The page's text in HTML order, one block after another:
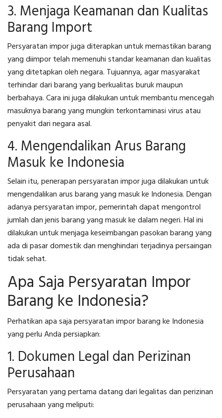
3. Menjaga Keamanan dan Kualitas
Barang Import
Persyaratan impor juga diterapkan untuk memastikan barang
yang diimpor telah memenuhi standar keamanan dan kualitas
yang ditetapkan oleh negara. Tujuannya, agar masyarakat
terhindar dari barang yang berkualitas buruk maupun
berbahaya. Cara ini juga dilakukan untuk membantu mencegah
masuknya barang yang mungkin terkontaminasi virus atau
penyakit dari negara asal.
4. Mengendalikan Arus Barang
Masuk ke Indonesia
Selain itu, penerapan persyaratan impor juga dilakukan untuk
mengendalikan arus barang yang masuk ke Indonesia. Dengan
adanya persyaratan impor, pemerintah dapat mengontrol
jumlah dan jenis barang yang masuk ke dalam negeri. Hal ini
dilakukan untuk menjaga keseimbangan pasokan barang yang
ada di pasar domestik dan menghindari terjadinya persaingan
tidak sehat.
Apa Saja Persyaratan Impor
Barang ke Indonesia?
Perhatikanapa saja persyaratan imporbarang ke Indonesia
yang perlu Anda persiapkan:
1. Dokumen Legal dan Perizinan
Perusahaan
Persyaratan yang pertama datang dari legalitas dan perizinan
perusahaan yang meliputi: